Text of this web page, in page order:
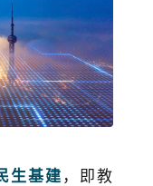
生基建 ，即教